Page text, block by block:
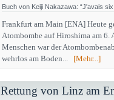
Buch von Keiji Nakazawa: “J'avais
Frankfurt am Main [ENA] Heute
Atombombe auf Hiroshima am 6.
Menschen war der
wehrlos am Boden... [Mehr...]
Rettung von Linz am